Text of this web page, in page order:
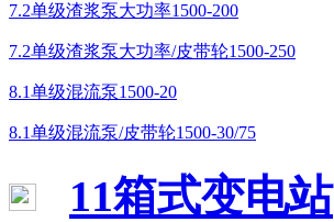
7.2单级渣浆泵大功率1500-200
7.2单级渣浆泵大功率/皮带轮1500-250
8.1单级混流泵1500-20
8.1单级混流泵/皮带轮1500-30/75
11箱式变电站